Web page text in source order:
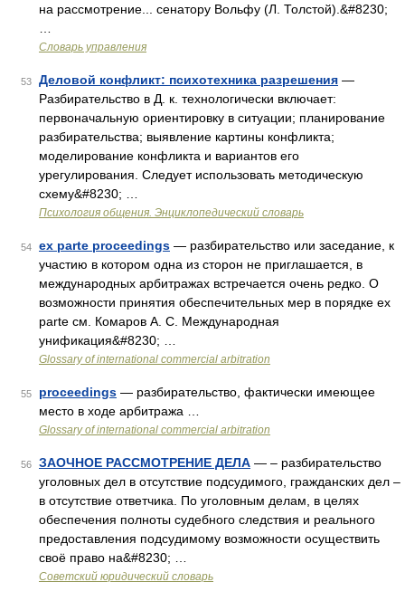
на рассмотрение... сенатору Вольфу (Л. Толстой).&#8230;
Словарь управления
53 Деловой конфликт: психотехника разрешения —
Разбирательство в Д. к. технологически включает:
первоначальную ориентировку в ситуации; планирование
разбирательства; выявление картины конфликта;
моделирование конфликта и вариантов его
урегулирования. Следует использовать методическую
схему&#8230; …
Психология общения. Энциклопедический словарь
54 ex parte proceedings — разбирательство или заседание, к
участию в котором одна из сторон не приглашается, в
международных арбитражах встречается очень редко. О
возможности принятия обеспечительных мер в порядке ex
parte см. Комаров А. С. Международная
унификация&#8230; …
Glossary of international commercial arbitration
55 proceedings — разбирательство, фактически имеющее
место в ходе арбитража …
Glossary of international commercial arbitration
56 ЗАОЧНОЕ РАССМОТРЕНИЕ ДЕЛА — – разбирательство
уголовных дел в отсутствие подсудимого, гражданских дел –
в отсутствие ответчика. По уголовным делам, в целях
обеспечения полноты судебного следствия и реального
предоставления подсудимому возможности осуществить
своё право на&#8230; …
Советский юридический словарь